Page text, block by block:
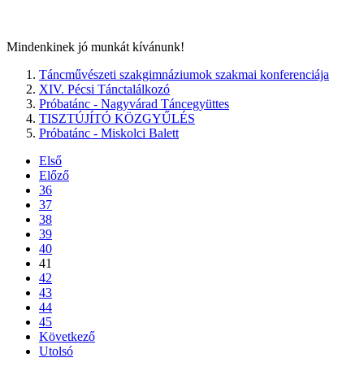
Mindenkinek jó munkát kívánunk!
Táncművészeti szakgimnáziumok szakmai konferenciája
XIV. Pécsi Tánctalálkozó
Próbatánc - Nagyvárad Táncegyüttes
TISZTÚJÍTÓ KÖZGYŰLÉS
Próbatánc - Miskolci Balett
Első
Előző
36
37
38
39
40
41
42
43
44
45
Következő
Utolsó